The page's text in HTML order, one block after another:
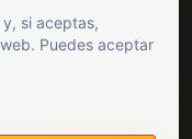
si aceptas,
Puedes aceptar